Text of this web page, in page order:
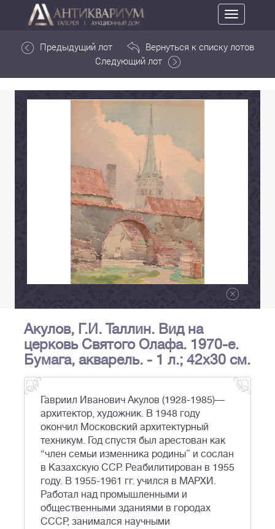
Toggle
navigation
Предыдущий лот
Вернуться к списку лотов
Следующий лот
Акулов, Г.И. Таллин. Вид на
церковь Святого Олафа. 1970-е.
Бумага, акварель. - 1 л.; 42x30 см.
Гавриил Иванович Акулов (1928-1985)—
архитектор, художник. В 1948 году
окончил Московский архитектурный
техникум. Год спустя был арестован как
“член семьи изменника родины” и сослан
в Казахскую ССР. Реабилитирован в 1955
году. В 1955-1961 гг. учился в МАРХИ.
Работал над промышленными и
общественными зданиями в городах
СССР, занимался научными